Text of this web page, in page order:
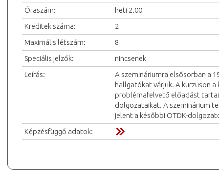
Óraszám:
heti 2.00
Kreditek száma:
2
Maximális létszám:
8
Speciális jelzők:
nincsenek
Leírás:
A szemináriumra elsősorban a
hallgatókat várjuk. A kurzuson
problémafelvető előadást
dolgozataikat. A szeminárium
jelent a későbbi OTDK-
Képzésfüggő adatok: